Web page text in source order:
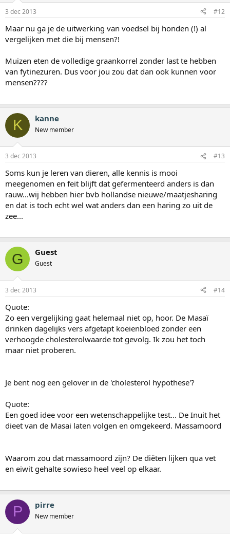
3 dec 2013 #12
Maar nu ga je de uitwerking van voedsel bij honden (!) al
vergelijken met die bij mensen?!
Muizen eten de volledige graankorrel zonder last te hebben
van fytinezuren. Dus voor jou zou dat dan ook kunnen voor
mensen????
K kanne
New member
3 dec 2013 #13
Soms kun je leren van dieren, alle kennis is mooi
meegenomen en feit blijft dat gefermenteerd anders is dan
rauw...wij hebben hier bvb hollandse nieuwe/maatjesharing
en dat is toch echt wel wat anders dan een haring zo uit de
zee...
G Guest
Guest
3 dec 2013 #14
Quote:
Zo een vergelijking gaat helemaal niet op, hoor. De Masaï
drinken dagelijks vers afgetapt koeienbloed zonder een
verhoogde cholesterolwaarde tot gevolg. Ik zou het toch
maar niet proberen.
Je bent nog een gelover in de 'cholesterol hypothese'?
Quote:
Een goed idee voor een wetenschappelijke test... De Inuit het
dieet van de Masai laten volgen en omgekeerd. Massamoord
Waarom zou dat massamoord zijn? De diëten lijken qua vet
en eiwit gehalte sowieso heel veel op elkaar.
P pirre
New member